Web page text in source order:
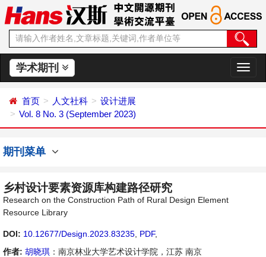
学术期刊
切
换
首页 人文社科
设计进展
Vol. 8 No. 3 (September 2023)
期刊菜单
乡村设计要素资源库构建路径研究
Research on the Construction Path of Rural Design Element
Resource Library
DOI: 10.12677/Design.2023.83235 PDF,
作者: 胡晓琪 ：南京林业大学艺术设计学院，江苏 南京